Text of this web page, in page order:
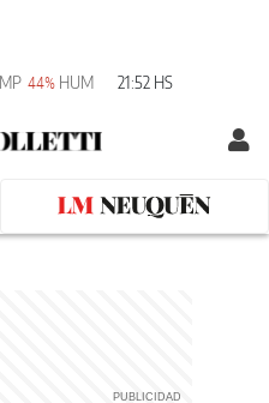
44% HUM 21:52 HS